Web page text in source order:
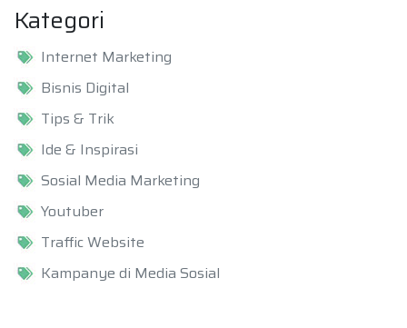
Kategori
Internet Marketing
Bisnis Digital
Tips & Trik
Ide & Inspirasi
Sosial Media Marketing
Youtuber
Traffic Website
Kampanye di Media Sosial